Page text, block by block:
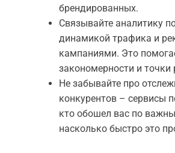
брендированных.
Связывайте аналитику
динамикой трафика и
кампаниями. Это
закономерности и точки
Не забывайте про
конкурентов – сервисы
кто обошел вас по
насколько быстро это